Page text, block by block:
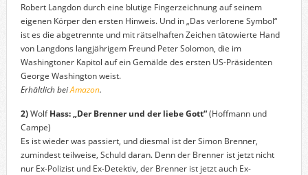
Robert Langdon durch eine blutige Fingerzeichnung auf seinem
eigenen Körper den ersten Hinweis. Und in „Das verlorene Symbol“
ist es die abgetrennte und mit rätselhaften Zeichen tätowierte Hand
von Langdons langjährigem Freund Peter Solomon, die im
Washingtoner Kapitol auf ein Gemälde des ersten US-Präsidenten
George Washington weist.
Erhältlich beiAmazon.
2)WolfHass: „Der Brenner und der liebe Gott“(Hoffmann und
Campe)
Es ist wieder was passiert, und diesmal ist der Simon Brenner,
zumindest teilweise, Schuld daran. Denn der Brenner ist jetzt nicht
nur Ex-Polizist und Ex-Detektiv, der Brenner ist jetzt auch Ex-